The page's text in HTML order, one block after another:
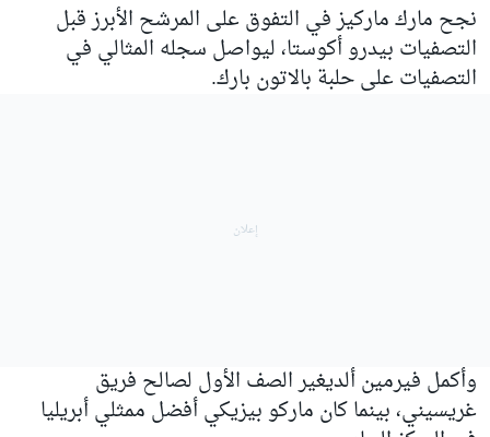
نجح مارك ماركيز في التفوق على المرشح الأبرز قبل
التصفيات بيدرو أكوستا، ليواصل سجله المثالي في
التصفيات على حلبة بالاتون بارك.
وأكمل فيرمين ألديغير الصف الأول لصالح فريق
غريسيني، بينما كان ماركو بيزيكي أفضل ممثلي أبريليا